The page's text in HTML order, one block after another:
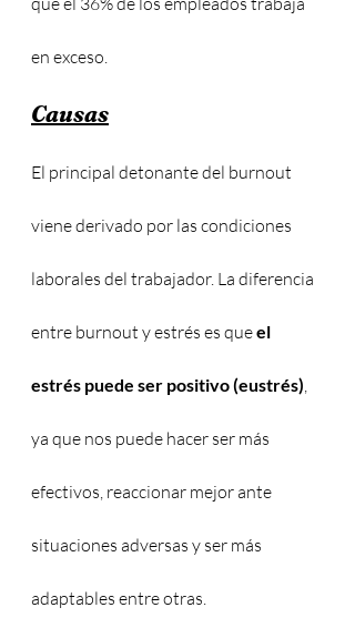
en exceso.
Causas
El principal detonante del burnout
viene derivado por las condiciones
laborales del trabajador. La diferencia
entre burnout y estrés es que el
estrés puede ser positivo (eustrés),
ya que nos puede hacer ser más
efectivos, reaccionar mejor ante
situaciones adversas y ser más
adaptables entre otras.